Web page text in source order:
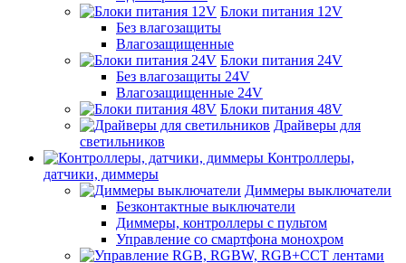
Блоки питания 12V
Без влагозащиты
Влагозащищенные
Блоки питания 24V
Без влагозащиты 24V
Влагозащищенные 24V
Блоки питания 48V
Драйверы для
светильников
Контроллеры,
датчики, диммеры
Диммеры выключатели
Безконтактные выключатели
Диммеры, контроллеры с пультом
Управление со смартфона монохром